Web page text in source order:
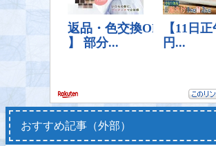
おすすめ記事（外部）